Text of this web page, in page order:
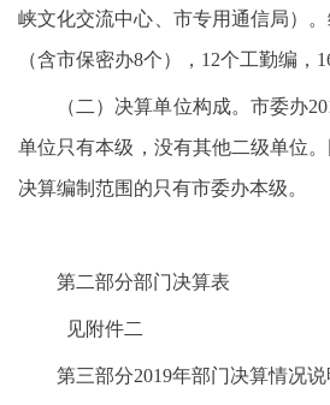
峡文化交流中心、市专用通信局）
（含市保密办8个），12个工勤编，
（二）决算单位构成。市委办
单位只有本级，没有其他二级单位
决算编制范围的只有市委办本级。
第二部分部门决算表
见附件二
第三部分2019年部门决算情况说